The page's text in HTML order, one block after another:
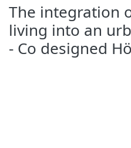
The integration
living into an
- Co designed